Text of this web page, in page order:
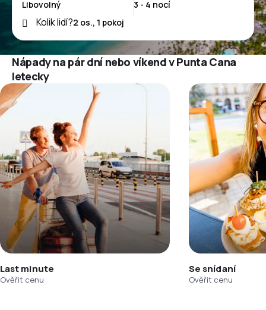
Kolik lidí?
Nápady na pár dní nebo víkend v Punta Cana
letecky
Last minute
Ověřit cenu
Se snídaní
Ověřit cenu